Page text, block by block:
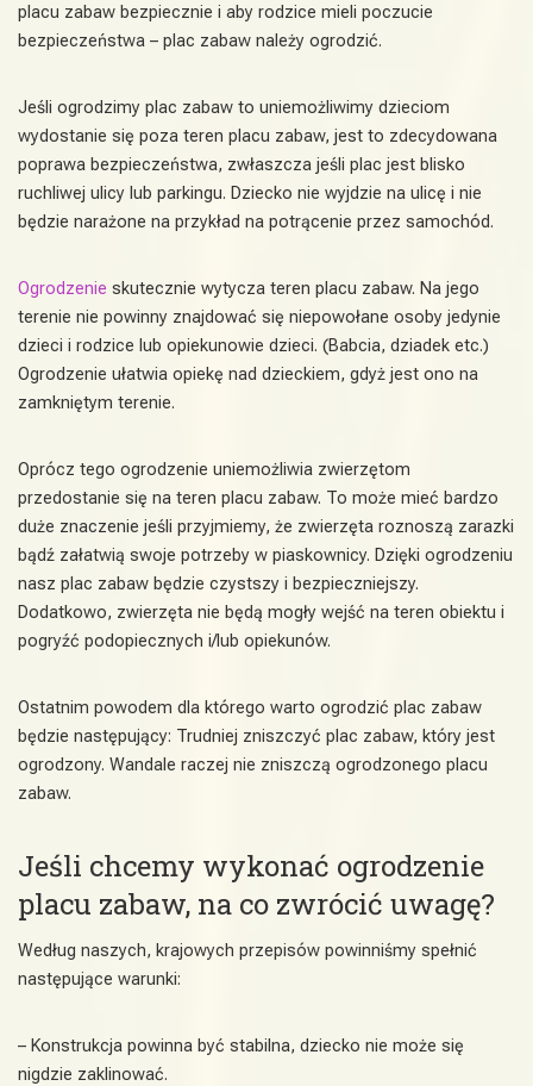
placu zabaw bezpiecznie i aby rodzice mieli poczucie
bezpieczeństwa – plac zabaw należy ogrodzić.
Jeśli ogrodzimy plac zabaw to uniemożliwimy dzieciom
wydostanie się poza teren placu zabaw, jest to zdecydowana
poprawa bezpieczeństwa, zwłaszcza jeśli plac jest blisko
ruchliwej ulicy lub parkingu. Dziecko nie wyjdzie na ulicę i nie
będzie narażone na przykład na potrącenie przez samochód.
Ogrodzenie skutecznie wytycza teren placu zabaw. Na jego
terenie nie powinny znajdować się niepowołane osoby jedynie
dzieci i rodzice lub opiekunowie dzieci. (Babcia, dziadek etc.)
Ogrodzenie ułatwia opiekę nad dzieckiem, gdyż jest ono na
zamkniętym terenie.
Oprócz tego ogrodzenie uniemożliwia zwierzętom
przedostanie się na teren placu zabaw. To może mieć bardzo
duże znaczenie jeśli przyjmiemy, że zwierzęta roznoszą zarazki
bądź załatwią swoje potrzeby w piaskownicy. Dzięki ogrodzeniu
nasz plac zabaw będzie czystszy i bezpieczniejszy.
Dodatkowo, zwierzęta nie będą mogły wejść na teren obiektu i
pogryźć podopiecznych i/lub opiekunów.
Ostatnim powodem dla którego warto ogrodzić plac zabaw
będzie następujący: Trudniej zniszczyć plac zabaw, który jest
ogrodzony. Wandale raczej nie zniszczą ogrodzonego placu
zabaw.
Jeśli chcemy wykonać ogrodzenie
placu zabaw, na co zwrócić uwagę?
Według naszych, krajowych przepisów powinniśmy spełnić
następujące warunki:
– Konstrukcja powinna być stabilna, dziecko nie może się
nigdzie zaklinować.